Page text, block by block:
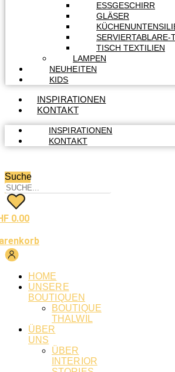
ESSGESCHIRR
GLÄSER
SERVIERTABLARE-
TISCH TEXTILIEN
LAMPEN
NEUHEITEN
KIDS
INSPIRATIONEN
KONTAKT
INSPIRATIONEN
KONTAKT
Suche
0.00
HOME
UNSERE
BOUTIQUEN
BOUTIQUE
THALWIL
ÜBER
UNS
ÜBER
INTERIOR